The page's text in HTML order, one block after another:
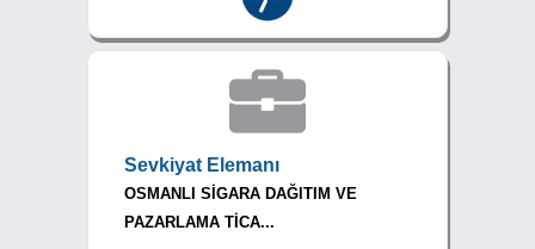
Sevkiyat Elemanı
OSMANLI SİGARA DAĞITIM VE
PAZARLAMA TİCA...